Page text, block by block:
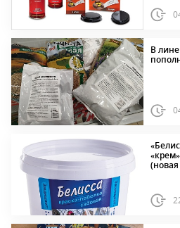
В
(новая